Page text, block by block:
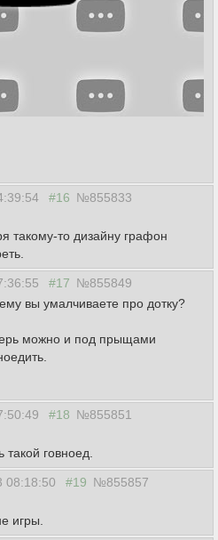
#16 №855833
такому-то дизайну графон
#17 №855849
вы умалчиваете про дотку?
можно и под прыщами
#18 №855851
такой говноед.
08:18:50 #19 №855857
игры.